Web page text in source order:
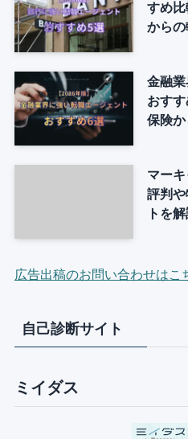
すめ
からの
金融
おす
保険か
マー
評判
トを
広告出稿のお問い合わせはこ
自己診断サイト
ミイダス